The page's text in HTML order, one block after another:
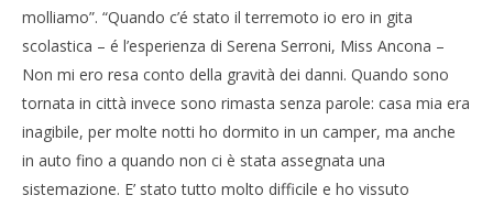
molliamo”. “Quando c’é stato il terremoto io ero in gita
scolastica – é l’esperienza di Serena Serroni, Miss Ancona –
Non mi ero resa conto della gravità dei danni. Quando sono
tornata in città invece sono rimasta senza parole: casa mia era
inagibile, per molte notti ho dormito in un camper, ma anche
in auto fino a quando non ci è stata assegnata una
sistemazione. E’ stato tutto molto difficile e ho vissuto